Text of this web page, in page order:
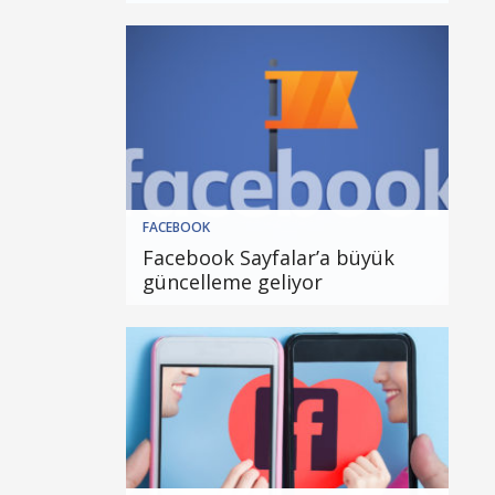
FACEBOOK
Facebook Sayfalar’a büyük
güncelleme geliyor